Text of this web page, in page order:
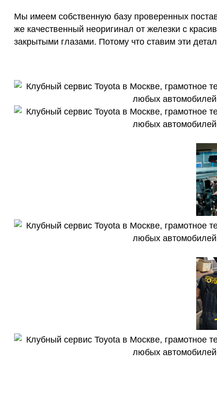
Мы имеем собственную базу проверенных
же качественный неоригинал от железки с
закрытыми глазами. Потому что ставим эти